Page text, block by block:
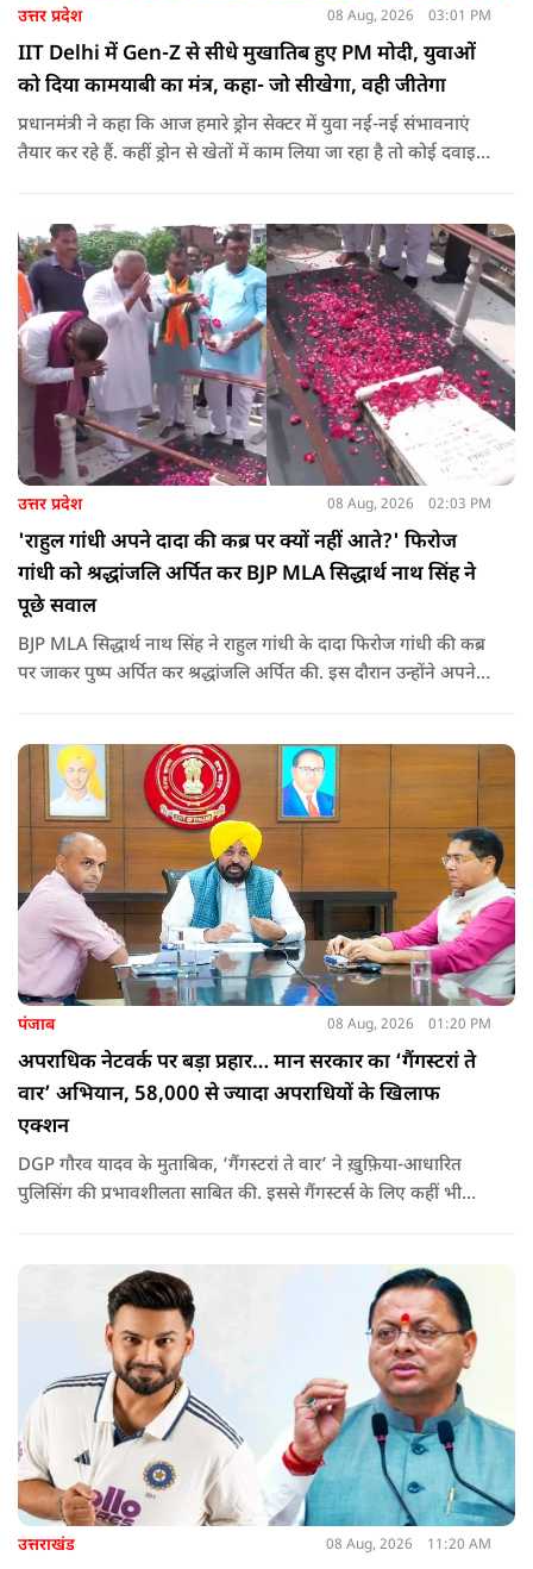
उत्तर प्रदेश 08 Aug, 2026 03:01 PM
IIT Delhi में Gen-Z से सीधे मुखातिब हुए PM मोदी, युवाओं
को दिया कामयाबी का मंत्र, कहा- जो सीखेगा, वही जीतेगा
प्रधानमंत्री ने कहा कि आज हमारे ड्रोन सेक्टर में युवा नई-नई संभावनाएं
तैयार कर रहे हैं. कहीं ड्रोन से खेतों में काम लिया जा रहा है तो कोई दवाइयां
उत्तर प्रदेश 08 Aug, 2026 02:03 PM
'राहुल गांधी अपने दादा की कब्र पर क्यों नहीं आते?' फिरोज
गांधी को श्रद्धांजलि अर्पित कर BJP MLA सिद्धार्थ नाथ सिंह ने
पूछे सवाल
BJP MLA सिद्धार्थ नाथ सिंह ने राहुल गांधी के दादा फिरोज गांधी की कब्र
पर जाकर पुष्प अर्पित कर श्रद्धांजलि अर्पित की. इस दौरान उन्होंने अपने
कि वह भविष्य में क्या करें.
पंजाब 08 Aug, 2026 01:20 PM
अपराधिक नेटवर्क पर बड़ा प्रहार… मान सरकार का ‘गैंगस्टरां ते
वार’ अभियान, 58,000 से ज्यादा अपराधियों के खिलाफ
एक्शन
DGP गौरव यादव के मुताबिक, ‘गैंगस्टरां ते वार’ ने ख़ुफ़िया-आधारित
पुलिसिंग की प्रभावशीलता साबित की. इससे गैंगस्टर्स के लिए कहीं भी
उत्तराखंड 08 Aug, 2026 11:20 AM